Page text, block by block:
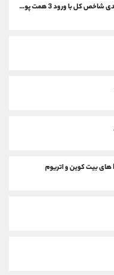
بورس 9 تیر 1405؛ رشد 68 هزار واحدی شاخص کل با ورود 3 همت پول حقیقی